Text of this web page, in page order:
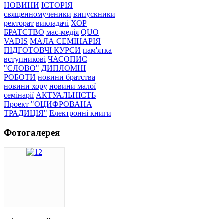
НОВИНИ ІСТОРІЯ
священномученики випускники
ректорат викладачі ХОР
БРАТСТВО мас-медія QUO
VADIS МАЛА СЕМІНАРІЯ
ПІДГОТОВЧІ КУРСИ пам'ятка
вступникові ЧАСОПИС
"СЛОВО" ДИПЛОМНІ
РОБОТИ новини братства
новини хору новини малої
семінарії АКТУАЛЬНІСТЬ
Проект "ОЦИФРОВАНА
ТРАДИЦІЯ" Електронні книги
Фотогалерея